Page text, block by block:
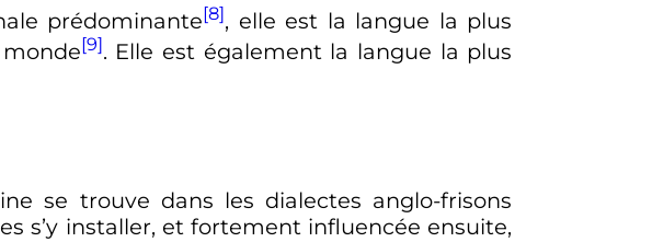
prédominante[8], elle est la langue la plus
[9]. Elle est également la langue la plus
se trouve dans les dialectes anglo-frisons
s’y installer, et fortement influencée ensuite,